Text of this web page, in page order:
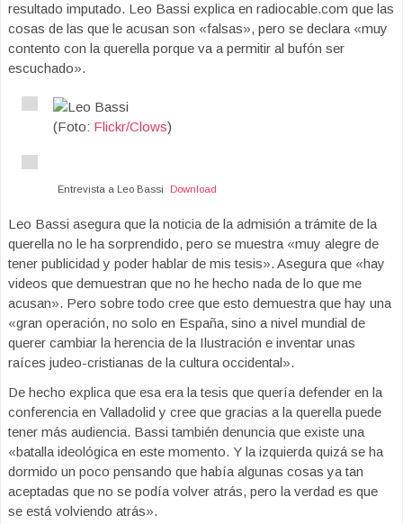
resultado imputado. Leo Bassi explica en radiocable.com que las
cosas de las que le acusan son «falsas», pero se declara «muy
contento con la querella porque va a permitir al bufón ser
escuchado».
(Foto: Flickr/Clows)
Entrevista a Leo Bassi Download
Leo Bassi asegura que la noticia de la admisión a trámite de la
querella no le ha sorprendido, pero se muestra «muy alegre de
tener publicidad y poder hablar de mis tesis». Asegura que «hay
videos que demuestran que no he hecho nada de lo que me
acusan». Pero sobre todo cree que esto demuestra que hay una
«gran operación, no solo en España, sino a nivel mundial de
querer cambiar la herencia de la Ilustración e inventar unas
raíces judeo-cristianas de la cultura occidental».
De hecho explica que esa era la tesis que quería defender en la
conferencia en Valladolid y cree que gracias a la querella puede
tener más audiencia. Bassi también denuncia que existe una
«batalla ideológica en este momento. Y la izquierda quizá se ha
dormido un poco pensando que había algunas cosas ya tan
aceptadas que no se podía volver atrás, pero la verdad es que
se está volviendo atrás».